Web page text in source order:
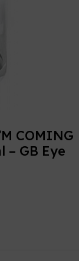
COMING
GB Eye